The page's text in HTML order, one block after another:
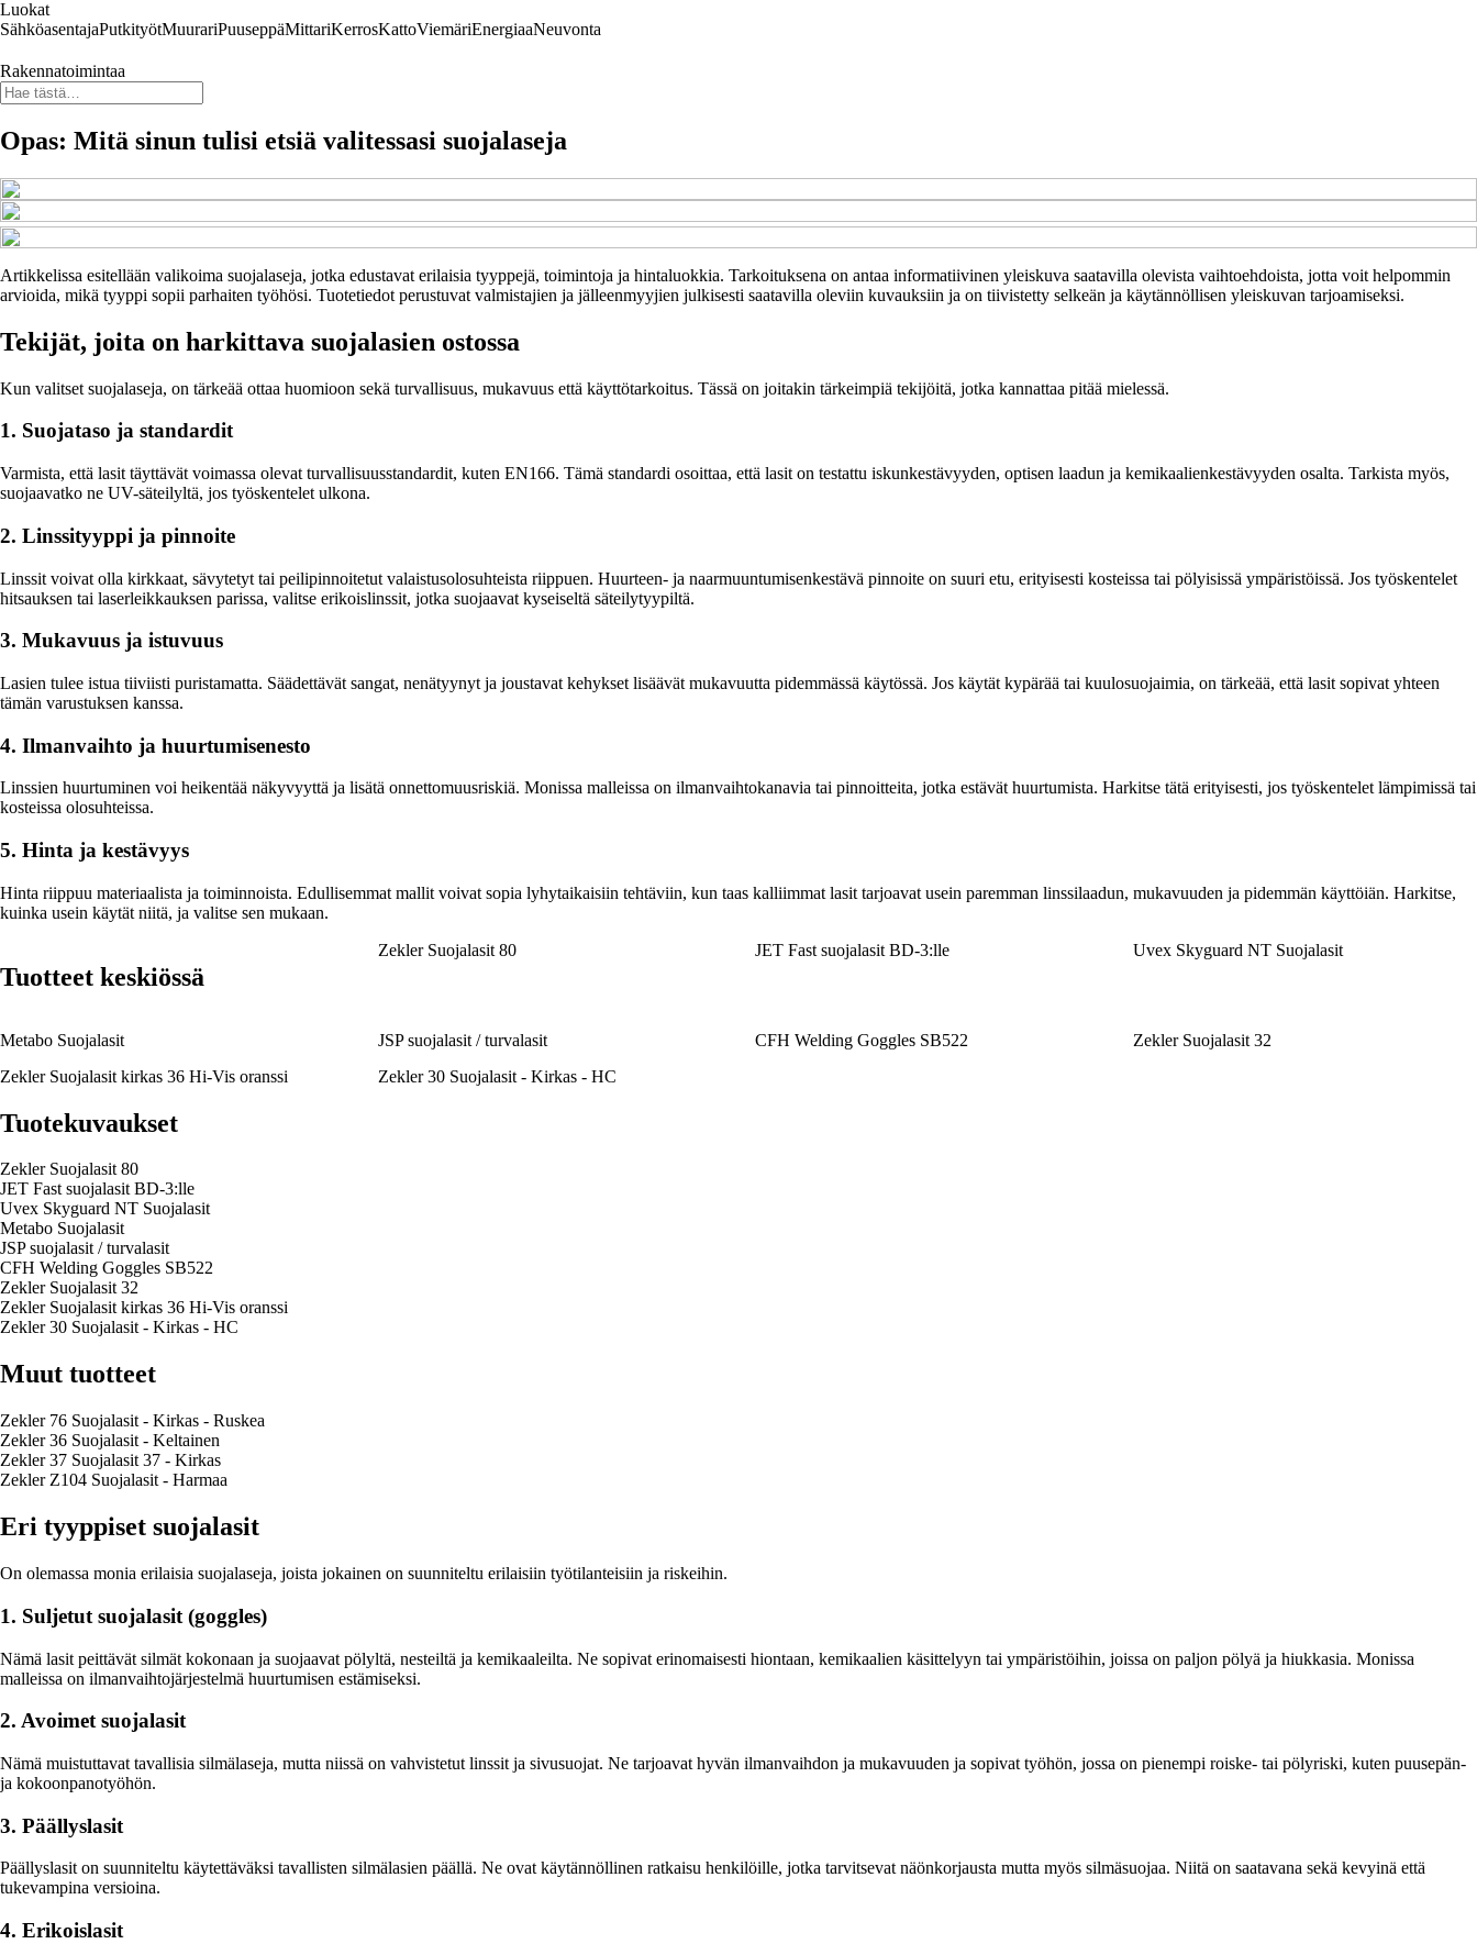
Luokat
SähköasentajaPutkityötMuurariPuuseppäMittariKerrosKattoViemäriEnergiaaNeuvonta
Rakennatoimintaa
Opas: Mitä sinun tulisi etsiä valitessasi suojalaseja
Artikkelissa esitellään valikoima suojalaseja, jotka edustavat erilaisia tyyppejä, toimintoja ja hintaluokkia. Tarkoituksena on antaa informatiivinen yleiskuva saatavilla olevista vaihtoehdoista, jotta voit helpommin
arvioida, mikä tyyppi sopii parhaiten työhösi. Tuotetiedot perustuvat valmistajien ja jälleenmyyjien julkisesti saatavilla oleviin kuvauksiin ja on tiivistetty selkeän ja käytännöllisen yleiskuvan tarjoamiseksi.
Tekijät, joita on harkittava suojalasien ostossa
Kun valitset suojalaseja, on tärkeää ottaa huomioon sekä turvallisuus, mukavuus että käyttötarkoitus. Tässä on joitakin tärkeimpiä tekijöitä, jotka kannattaa pitää mielessä.
1. Suojataso ja standardit
Varmista, että lasit täyttävät voimassa olevat turvallisuusstandardit, kuten EN166. Tämä standardi osoittaa, että lasit on testattu iskunkestävyyden, optisen laadun ja kemikaalienkestävyyden osalta. Tarkista myös,
suojaavatko ne UV-säteilyltä, jos työskentelet ulkona.
2. Linssityyppi ja pinnoite
Linssit voivat olla kirkkaat, sävytetyt tai peilipinnoitetut valaistusolosuhteista riippuen. Huurteen- ja naarmuuntumisenkestävä pinnoite on suuri etu, erityisesti kosteissa tai pölyisissä ympäristöissä. Jos työskentelet
hitsauksen tai laserleikkauksen parissa, valitse erikoislinssit, jotka suojaavat kyseiseltä säteilytyypiltä.
3. Mukavuus ja istuvuus
Lasien tulee istua tiiviisti puristamatta. Säädettävät sangat, nenätyynyt ja joustavat kehykset lisäävät mukavuutta pidemmässä käytössä. Jos käytät kypärää tai kuulosuojaimia, on tärkeää, että lasit sopivat yhteen
tämän varustuksen kanssa.
4. Ilmanvaihto ja huurtumisenesto
Linssien huurtuminen voi heikentää näkyvyyttä ja lisätä onnettomuusriskiä. Monissa malleissa on ilmanvaihtokanavia tai pinnoitteita, jotka estävät huurtumista. Harkitse tätä erityisesti, jos työskentelet lämpimissä tai
kosteissa olosuhteissa.
5. Hinta ja kestävyys
Hinta riippuu materiaalista ja toiminnoista. Edullisemmat mallit voivat sopia lyhytaikaisiin tehtäviin, kun taas kalliimmat lasit tarjoavat usein paremman linssilaadun, mukavuuden ja pidemmän käyttöiän. Harkitse,
kuinka usein käytät niitä, ja valitse sen mukaan.
Tuotteet keskiössä
Zekler Suojalasit 80 JET Fast suojalasit BD-3:lle Uvex Skyguard NT Suojalasit
Metabo Suojalasit JSP suojalasit / turvalasit CFH Welding Goggles SB522
Zekler Suojalasit 32
Zekler Suojalasit kirkas 36 Hi-Vis oranssi
Zekler 30 Suojalasit - Kirkas - HC
Tuotekuvaukset
Zekler Suojalasit 80
JET Fast suojalasit BD-3:lle
Uvex Skyguard NT Suojalasit
Metabo Suojalasit
JSP suojalasit / turvalasit
CFH Welding Goggles SB522
Zekler Suojalasit 32
Zekler Suojalasit kirkas 36 Hi-Vis oranssi
Zekler 30 Suojalasit - Kirkas - HC
Muut tuotteet
Zekler 76 Suojalasit - Kirkas - Ruskea
Zekler 36 Suojalasit - Keltainen
Zekler 37 Suojalasit 37 - Kirkas
Zekler Z104 Suojalasit - Harmaa
Eri tyyppiset suojalasit
On olemassa monia erilaisia suojalaseja, joista jokainen on suunniteltu erilaisiin työtilanteisiin ja riskeihin.
1. Suljetut suojalasit (goggles)
Nämä lasit peittävät silmät kokonaan ja suojaavat pölyltä, nesteiltä ja kemikaaleilta. Ne sopivat erinomaisesti hiontaan, kemikaalien käsittelyyn tai ympäristöihin, joissa on paljon pölyä ja hiukkasia. Monissa
malleissa on ilmanvaihtojärjestelmä huurtumisen estämiseksi.
2. Avoimet suojalasit
Nämä muistuttavat tavallisia silmälaseja, mutta niissä on vahvistetut linssit ja sivusuojat. Ne tarjoavat hyvän ilmanvaihdon ja mukavuuden ja sopivat työhön, jossa on pienempi roiske- tai pölyriski, kuten puusepän-
ja kokoonpanotyöhön.
3. Päällyslasit
Päällyslasit on suunniteltu käytettäväksi tavallisten silmälasien päällä. Ne ovat käytännöllinen ratkaisu henkilöille, jotka tarvitsevat näönkorjausta mutta myös silmäsuojaa. Niitä on saatavana sekä kevyinä että
tukevampina versioina.
4. Erikoislasit